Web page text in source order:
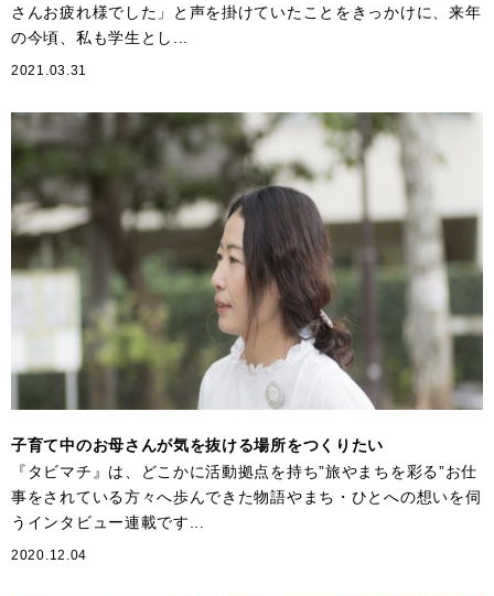
さんお疲れ様でした」と声を掛けていたことをきっかけに、来年
の今頃、私も学生とし...
2021.03.31
子育て中のお母さんが気を抜ける場所をつくりたい
『タビマチ』は、どこかに活動拠点を持ち”旅やまちを彩る”お仕
事をされている方々へ歩んできた物語やまち・ひとへの想いを伺
うインタビュー連載です...
2020.12.04